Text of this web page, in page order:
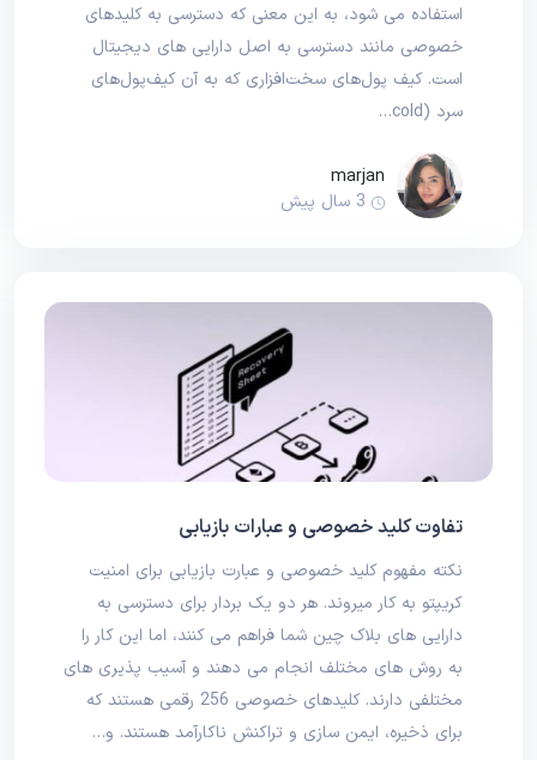
استفاده می شود، به این معنی که دسترسی به کلیدهای
خصوصی مانند دسترسی به اصل دارایی های دیجیتال
است. کیف پول‌های سخت‌افزاری که به آن کیف‌پول‌های
سرد (cold…
marjan
3 سال پیش
تفاوت کلید خصوصی و عبارات بازیابی
نکته مفهوم کلید خصوصی و عبارت بازیابی برای امنیت
کریپتو به کار میروند. هر دو یک بردار برای دسترسی به
دارایی های بلاک چین شما فراهم می کنند، اما این کار را
به روش های مختلف انجام می دهند و آسیب پذیری های
مختلفی دارند. کلیدهای خصوصی 256 رقمی هستند که
برای ذخیره، ایمن سازی و تراکنش ناکارآمد هستند. و…